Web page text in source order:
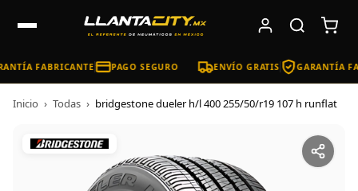
FABRICANTE PAGO SEGURO ENVÍO GRATIS GARANTÍA
Inicio › Todas › bridgestone dueler h/l 400 255/50/r19 107 h runflat